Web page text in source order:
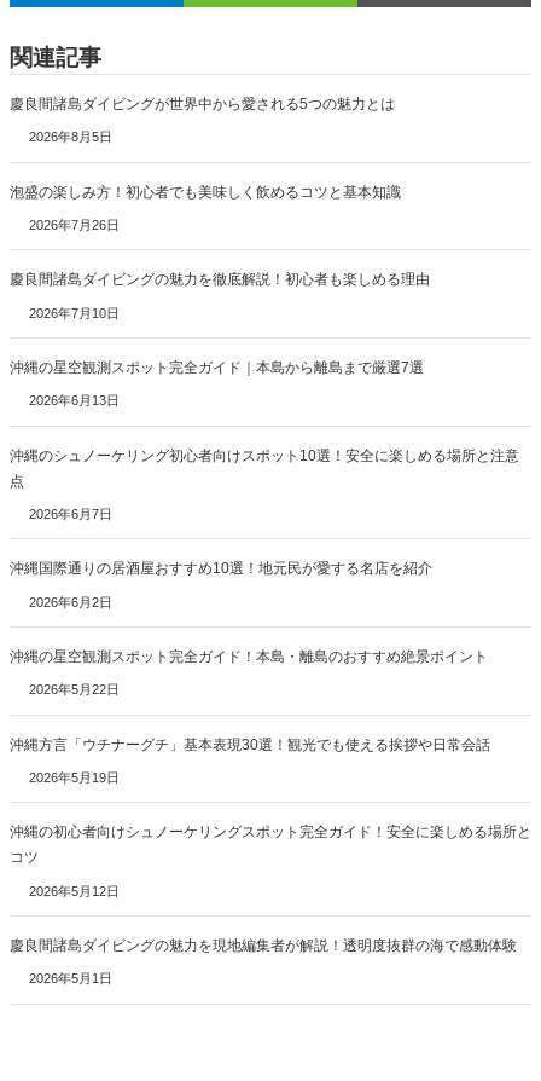
関連記事
慶良間諸島ダイビングが世界中から愛される5つの魅力とは
2026年8月5日
泡盛の楽しみ方！初心者でも美味しく飲めるコツと基本知識
2026年7月26日
慶良間諸島ダイビングの魅力を徹底解説！初心者も楽しめる理由
2026年7月10日
沖縄の星空観測スポット完全ガイド｜本島から離島まで厳選7選
2026年6月13日
沖縄のシュノーケリング初心者向けスポット10選！安全に楽しめる場所と注意
点
2026年6月7日
沖縄国際通りの居酒屋おすすめ10選！地元民が愛する名店を紹介
2026年6月2日
沖縄の星空観測スポット完全ガイド！本島・離島のおすすめ絶景ポイント
2026年5月22日
沖縄方言「ウチナーグチ」基本表現30選！観光でも使える挨拶や日常会話
2026年5月19日
沖縄の初心者向けシュノーケリングスポット完全ガイド！安全に楽しめる場所と
コツ
2026年5月12日
慶良間諸島ダイビングの魅力を現地編集者が解説！透明度抜群の海で感動体験
2026年5月1日